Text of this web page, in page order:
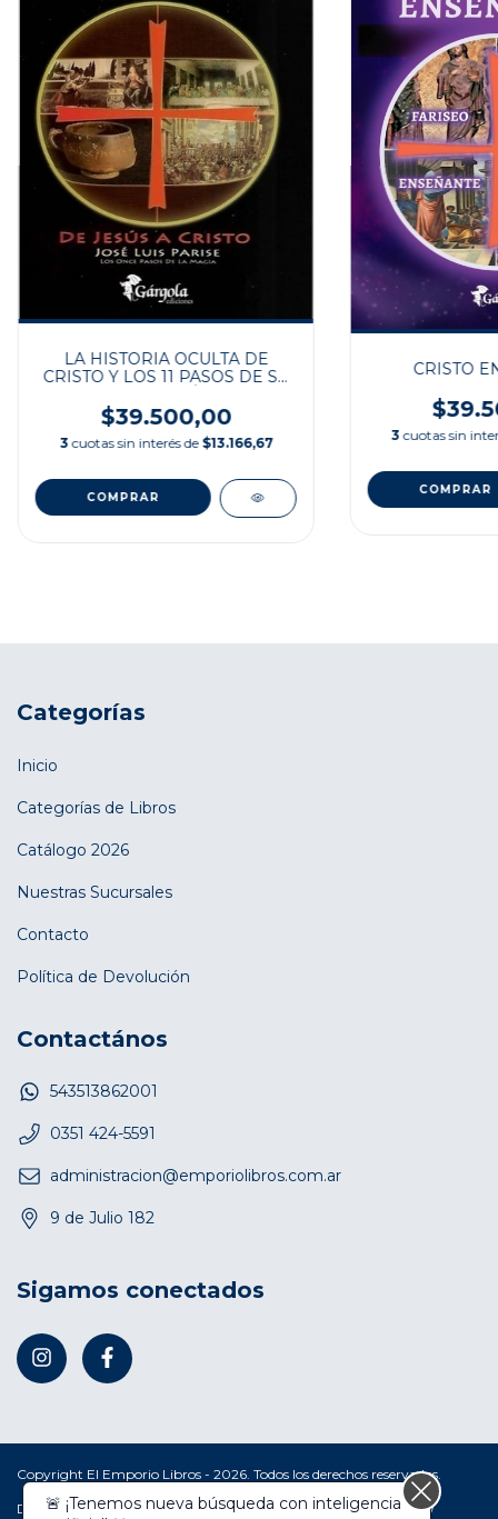
LA HISTORIA OCULTA DE
CRISTO Y LOS 11 PASOS DE SU
$39.500,00
3 cuotas sin interés de $13.166,67
CRISTO
3 cuotas sin
Categorías
Inicio
Categorías de Libros
Catálogo 2026
Nuestras Sucursales
Contacto
Política de Devolución
Contactános
543513862001
0351 424-5591
administracion@emporiolibros.com.ar
9 de Julio 182
Sigamos conectados
Copyright El Emporio Libros - 2026. Todos los derechos reservados.
Defensa de las y los consumidores. Para reclamos ingresá acá. /